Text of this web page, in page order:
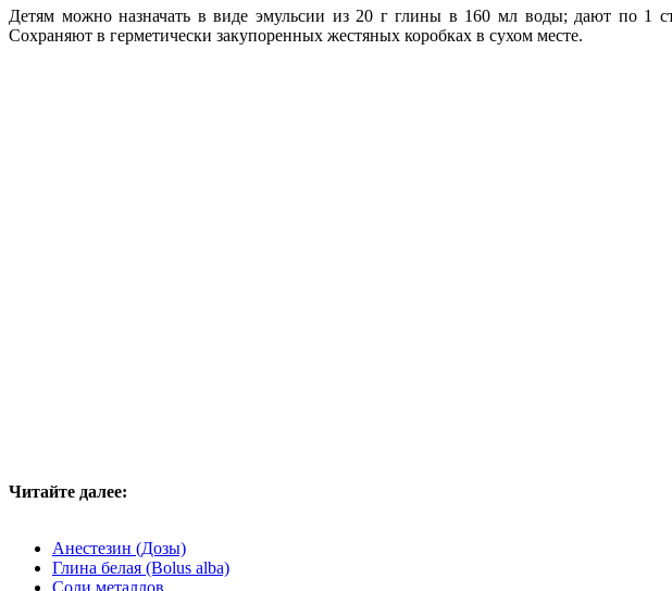
Детям можно назначать в виде эмульсии из 20 г глины в 160 мл воды; дают по 1
Сохраняют в герметически закупоренных жестяных коробках в сухом месте.
Читайте далее:
Анестезин (Дозы)
Глина белая (Bolus alba)
Соли металлов